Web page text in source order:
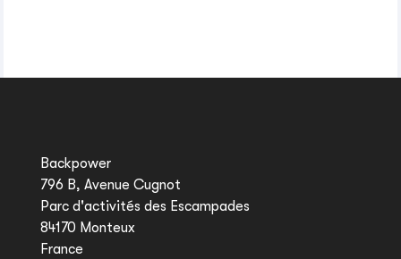
Backpower
796 B, Avenue Cugnot
Parc d'activités des Escampades
84170 Monteux
France